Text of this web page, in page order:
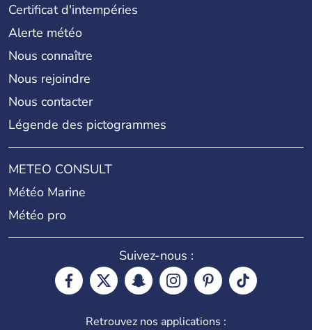
Certificat d'intempéries
Alerte météo
Nous connaître
Nous rejoindre
Nous contacter
Légende des pictogrammes
METEO CONSULT
Météo Marine
Météo pro
Suivez-nous :
Retrouvez nos applications :